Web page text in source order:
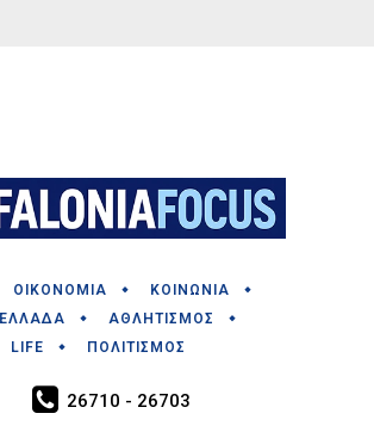
ΟΙΚΟΝΟΜΙΑ
ΚΟΙΝΩΝΙΑ
ΕΛΛΑΔΑ
ΑΘΛΗΤΙΣΜΟΣ
LIFE ΠΟΛΙΤΙΣΜΟΣ
26710 - 26703